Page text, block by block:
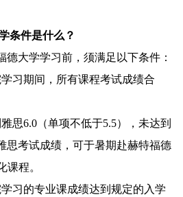
条件是什么？
德大学学习前，须满足以下条件：
习期间，所有课程考试成绩合
思6.0 （单项不低于5.5），未达到
思考试成绩，可于暑期赴赫特福德
课程。
习的专业课成绩达到规定的入学